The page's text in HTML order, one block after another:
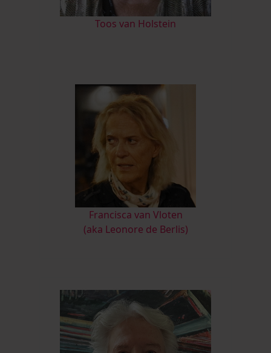
Toos van Holstein
Francisca van Vloten
(aka Leonore de Berlis)